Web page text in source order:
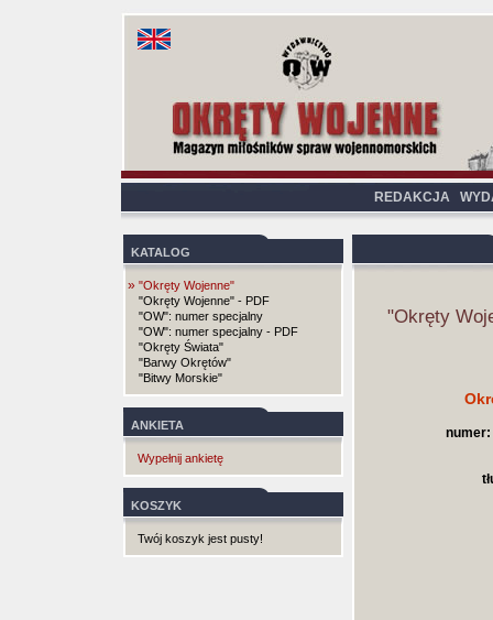
REDAKCJA
KATALOG
» "Okręty Wojenne"
"Okręty Wojenne" - PDF
"OW": numer specjalny
"OW": numer specjalny - PDF
"Okręty Świata"
"Barwy Okrętów"
"Bitwy Morskie"
ANKIETA
Wypełnij ankietę
KOSZYK
Twój koszyk jest pusty!
"Okręty
numer: